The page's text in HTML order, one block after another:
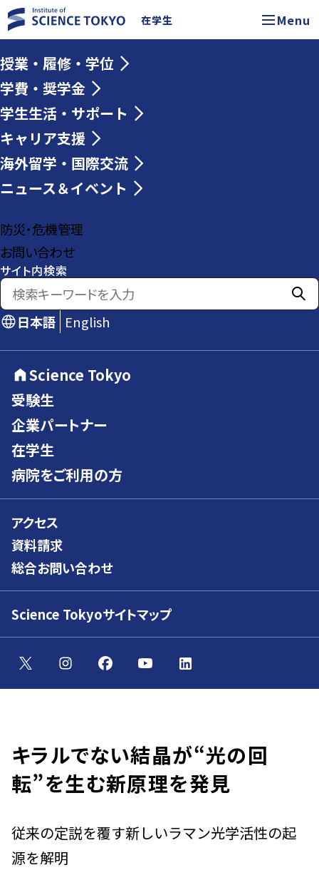
在学生 Menu
授業・履修・学位
学費・奨学金
学生生活・サポート
キャリア支援
海外留学・国際交流
ニュース＆イベント
防災・危機管理
お問い合わせ
サイト内検索
日本語 English
Science Tokyo
受験生
企業パートナー
在学生
病院をご利用の方
アクセス
資料請求
総合お問い合わせ
Science Tokyoサイトマップ
キラルでない結晶が“光の回
転”を生む新原理を発見
従来の定説を覆す新しいラマン光学活性の起
源を解明